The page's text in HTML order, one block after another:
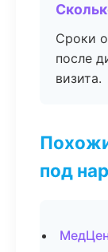
Сроки
после
визита.
под